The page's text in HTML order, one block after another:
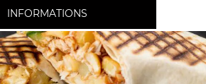
INFORMATIONS